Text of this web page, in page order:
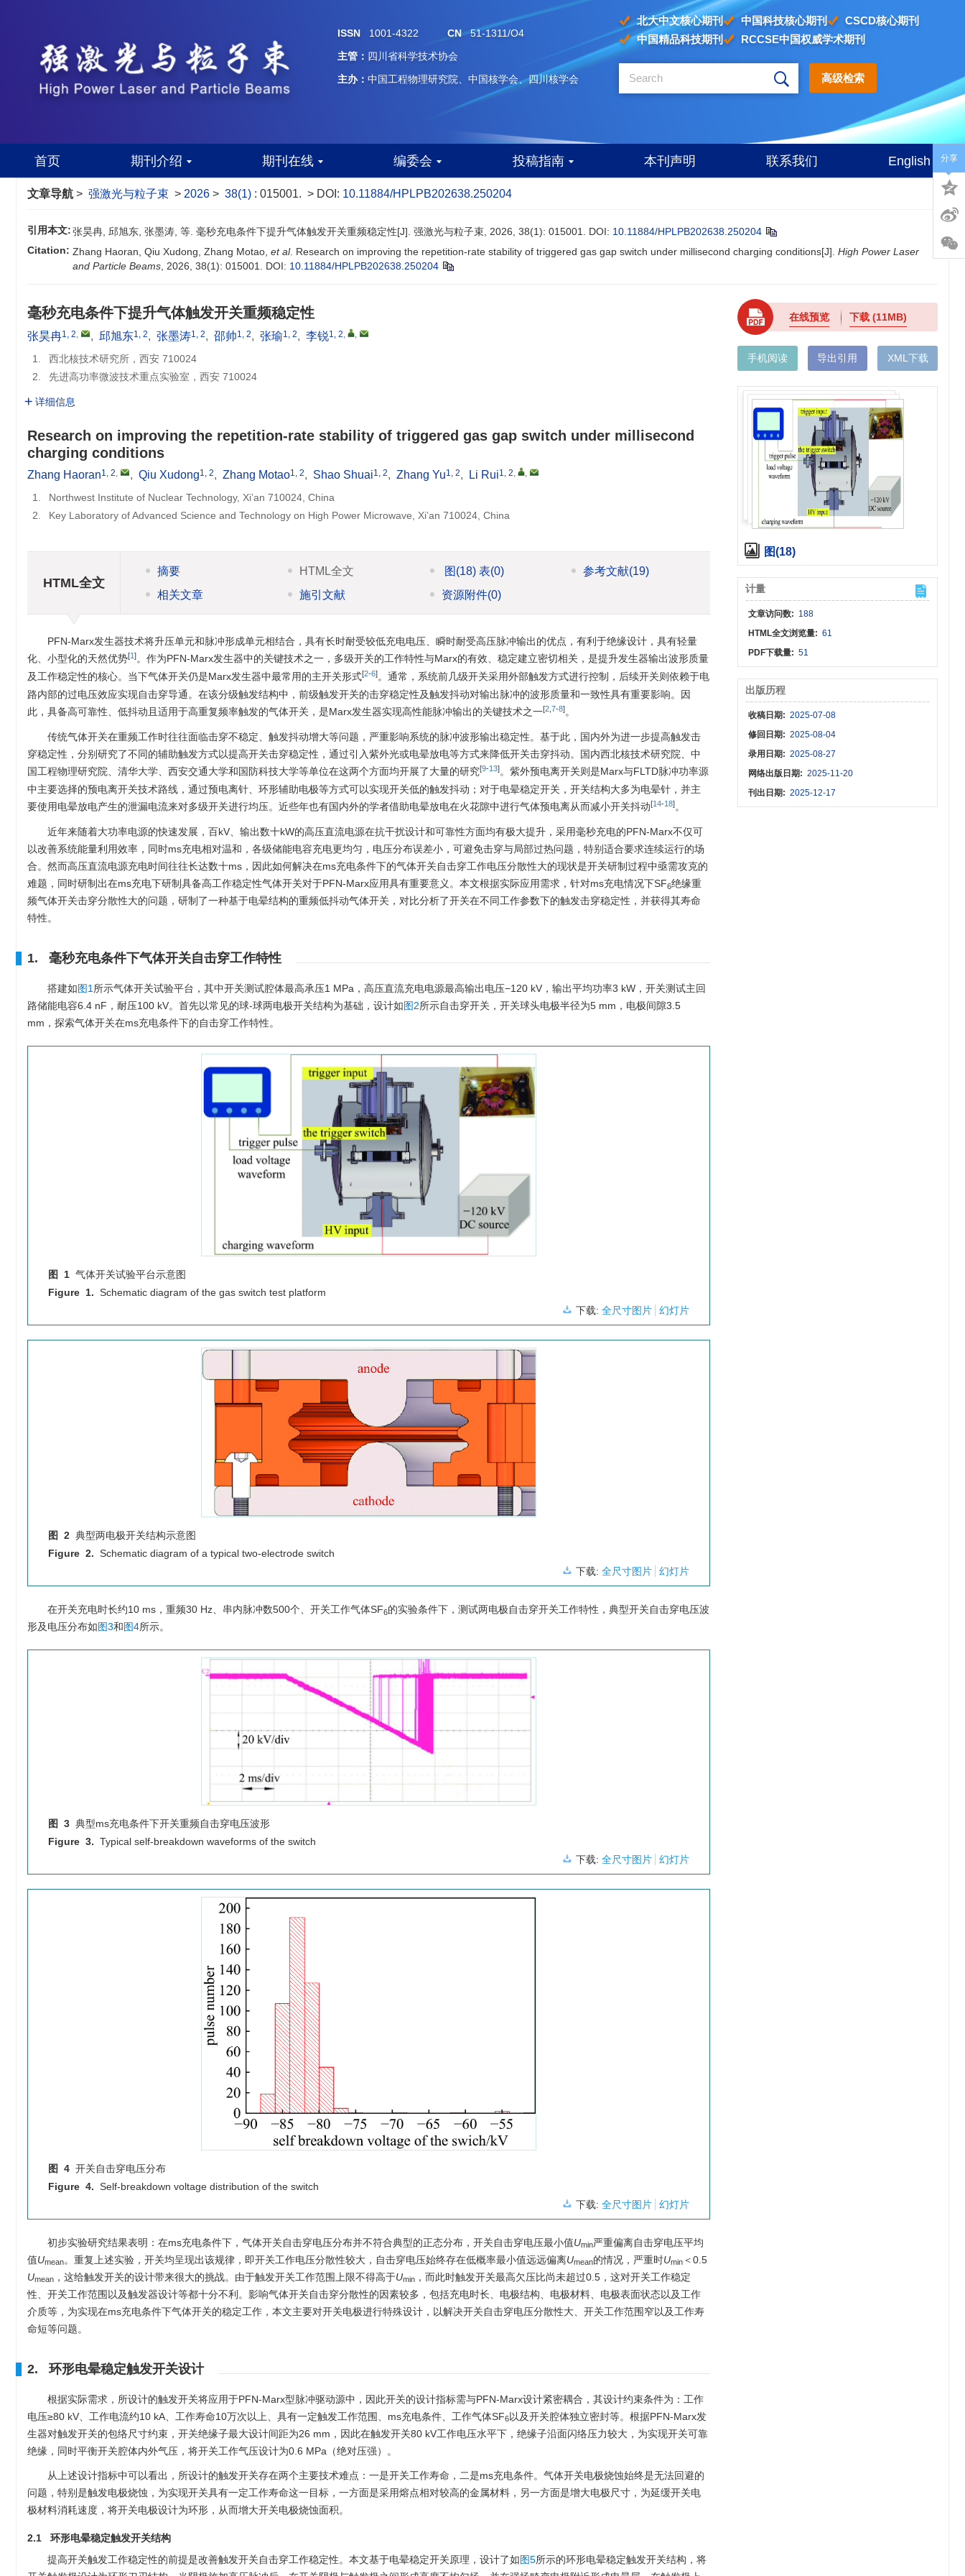
ISSN 1001-4322 CN51-1311/O4
主管： 四川省科学技术协会
主办：中国工程物理研究院、中国核学会、四川核学会
北大中文核心期刊 中国科技核心期刊
CSCD核心期刊
中国精品科技期刊
RCCSE中国权威学术期刊
高级检索
首页 期刊介绍 期刊在线 编委会 投稿指南 本刊声明 联系我们 English
文章导航 > 强激光与粒子束 > 2026 > 38(1) : 015001. > DOI: 10.11884/HPLPB202638.250204
引用本文:张昊冉, 邱旭东, 张墨涛, 等. 毫秒充电条件下提升气体触发开关重频稳定性[J]. 强激光与粒子束, 2026, 38(1): 015001. DOI: 10.11884/HPLPB202638.250204
Citation: Zhang Haoran, Qiu Xudong, Zhang Motao, et al. Research on improving the repetition-rate stability of triggered gas gap switch under millisecond charging conditions[J]. High Power Laser
and Particle Beams , 2026, 38(1): 015001. DOI: 10.11884/HPLPB202638.250204
毫秒充电条件下提升气体触发开关重频稳定性
张昊冉1, 2, , 邱旭东1, 2, 张墨涛1, 2, 邵帅1, 2, 张瑜1, 2, 李锐1, 2, ,
1.
西北核技术研究所，西安 710024
2.
先进高功率微波技术重点实验室，西安 710024
详细信息
Research on improving the repetition-rate stability of triggered gas gap switch under millisecond
charging conditions
Zhang Haoran1, 2, , Qiu Xudong1, 2, Zhang Motao1, 2, Shao Shuai1, 2, Zhang Yu1, 2, Li Rui1, 2, ,
1.
Northwest Institute of Nuclear Technology, Xi’an 710024, China
2.
Key Laboratory of Advanced Science and Technology on High Power Microwave, Xi’an 710024, China
HTML全文
摘要 HTML全文 图 (18)表(0) 参考文献(19)
相关文章
施引文献 资源附件(0)
PFN-Marx发生器技术将升压单元和脉冲形成单元相结合，具有长时耐受较低充电电压、瞬时耐受高压脉冲输出的优点，有利于绝缘设计，具有轻量
化、小型化的天然优势[1]。作为PFN-Marx发生器中的关键技术之一，多级开关的工作特性与Marx的有效、稳定建立密切相关，是提升发生器输出波形质量
及工作稳定性的核心。当下气体开关仍是Marx发生器中最常用的主开关形式[2-6]。通常，系统前几级开关采用外部触发方式进行控制，后续开关则依赖于电
路内部的过电压效应实现自击穿导通。在该分级触发结构中，前级触发开关的击穿稳定性及触发抖动对输出脉冲的波形质量和一致性具有重要影响。因
此，具备高可靠性、低抖动且适用于高重复频率触发的气体开关，是Marx发生器实现高性能脉冲输出的关键技术之一[2 7-8]。
传统气体开关在重频工作时往往面临击穿不稳定、触发抖动增大等问题，严重影响系统的脉冲波形输出稳定性。基于此，国内外为进一步提高触发击
穿稳定性，分别研究了不同的辅助触发方式以提高开关击穿稳定性，通过引入紫外光或电晕放电等方式来降低开关击穿抖动。国内西北核技术研究院、中
国工程物理研究院、清华大学、西安交通大学和国防科技大学等单位在这两个方面均开展了大量的研究[9-13]。紫外预电离开关则是Marx与FLTD脉冲功率源
中主要选择的预电离开关技术路线，通过预电离针、环形辅助电极等方式可以实现开关低的触发抖动；对于电晕稳定开关，开关结构大多为电晕针，并主
要使用电晕放电产生的泄漏电流来对多级开关进行均压。近些年也有国内外的学者借助电晕放电在火花隙中进行气体预电离从而减小开关抖动[14-18]。
近年来随着大功率电源的快速发展，百kV、输出数十kW的高压直流电源在抗干扰设计和可靠性方面均有极大提升，采用毫秒充电的PFN-Marx不仅可
以改善系统能量利用效率，同时ms充电相对温和，各级储能电容充电更均匀，电压分布误差小，可避免击穿与局部过热问题，特别适合要求连续运行的场
合。然而高压直流电源充电时间往往长达数十ms，因此如何解决在ms充电条件下的气体开关自击穿工作电压分散性大的现状是开关研制过程中亟需攻克的
难题，同时研制出在ms充电下研制具备高工作稳定性气体开关对于PFN-Marx应用具有重要意义。本文根据实际应用需求，针对ms充电情况下SF6绝缘重
频气体开关击穿分散性大的问题，研制了一种基于电晕结构的重频低抖动气体开关，对比分析了开关在不同工作参数下的触发击穿稳定性，并获得其寿命
特性。
1. 毫秒充电条件下气体开关自击穿工作特性
搭建如图1 所示气体开关试验平台，其中开关测试腔体最高承压1 MPa，高压直流充电电源最高输出电压−120 kV，输出平均功率3 kW，开关测试主回
路储能电容6.4 nF，耐压100 kV。首先以常见的球-球两电极开关结构为基础，设计如图2所示自击穿开关，开关球头电极半径为5 mm，电极间隙3.5
mm，探索气体开关在ms充电条件下的自击穿工作特性。
图 1 气体开关试验平台示意图
Figure 1. Schematic diagram of the gas switch test platform
下载: 全尺寸图片 幻灯片
图 2 典型两电极开关结构示意图
Figure 2. Schematic diagram of a typical two-electrode switch
下载: 全尺寸图片 幻灯片
在开关充电时长约10 ms，重频30 Hz、串内脉冲数500个、开关工作气体SF6的实验条件下，测试两电极自击穿开关工作特性，典型开关自击穿电压波
形及电压分布如图3和图4所示。
图 3 典型ms充电条件下开关重频自击穿电压波形
Figure 3. Typical self-breakdown waveforms of the switch
下载: 全尺寸图片 幻灯片
图 4 开关自击穿电压分布
Figure 4. Self-breakdown voltage distribution of the switch
下载: 全尺寸图片 幻灯片
初步实验研究结果表明：在ms充电条件下，气体开关自击穿电压分布并不符合典型的正态分布，开关自击穿电压最小值Umin严重偏离自击穿电压平均
值Umean。重复上述实验，开关均呈现出该规律，即开关工作电压分散性较大，自击穿电压始终存在低概率最小值远远偏离Umean的情况，严重时Umin ＜0.5
Umean ，这给触发开关的设计带来很大的挑战。由于触发开关工作范围上限不得高于Umin ，而此时触发开关最高欠压比尚未超过0.5，这对开关工作稳定
性、开关工作范围以及触发器设计等都十分不利。影响气体开关自击穿分散性的因素较多，包括充电时长、电极结构、电极材料、电极表面状态以及工作
介质等，为实现在ms充电条件下气体开关的稳定工作，本文主要对开关电极进行特殊设计，以解决开关自击穿电压分散性大、开关工作范围窄以及工作寿
命短等问题。
2. 环形电晕稳定触发开关设计
根据实际需求，所设计的触发开关将应用于PFN-Marx型脉冲驱动源中，因此开关的设计指标需与PFN-Marx设计紧密耦合，其设计约束条件为：工作
电压≥80 kV、工作电流约10 kA、工作寿命10万次以上、具有一定触发工作范围、ms充电条件、工作气体SF6以及开关腔体独立密封等。根据PFN-Marx发
生器对触发开关的包络尺寸约束，开关绝缘子最大设计间距为26 mm，因此在触发开关80 kV工作电压水平下，绝缘子沿面闪络压力较大，为实现开关可靠
绝缘，同时平衡开关腔体内外气压，将开关工作气压设计为0.6 MPa（绝对压强）。
从上述设计指标中可以看出，所设计的触发开关存在两个主要技术难点：一是开关工作寿命，二是ms充电条件。气体开关电极烧蚀始终是无法回避的
问题，特别是触发电极烧蚀，为实现开关具有一定工作寿命这一目标，一方面是采用熔点相对较高的金属材料，另一方面是增大电极尺寸，为延缓开关电
极材料消耗速度，将开关电极设计为环形，从而增大开关电极烧蚀面积。
2.1 环形电晕稳定触发开关结构
提高开关触发工作稳定性的前提是改善触发开关自击穿工作稳定性。本文基于电晕稳定开关原理，设计了如图5所示的环形电晕稳定触发开关结构，将
在线预览 下载(11MB)
手机阅读 导出引用 XML下载
图(18)
计量
文章访问数: 188
HTML全文浏览量: 61
PDF下载量: 51
出版历程
收稿日期: 2025-07-08
修回日期: 2025-08-04
录用日期: 2025-08-27
网络出版日期: 2025-11-20
刊出日期: 2025-12-17
分享